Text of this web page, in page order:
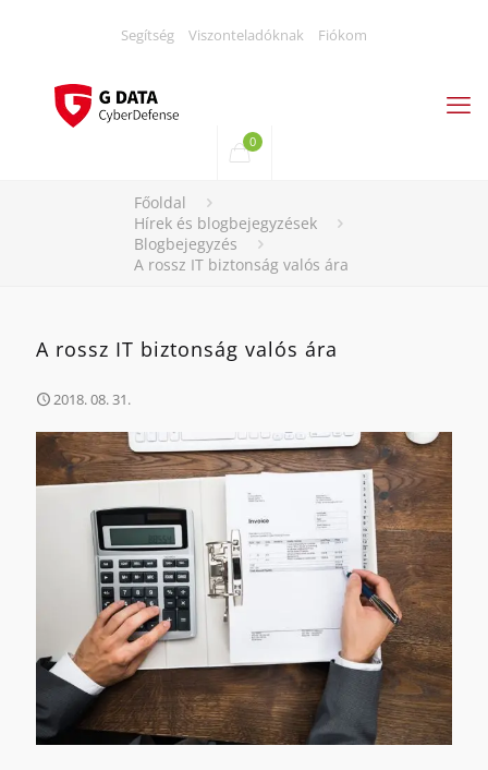
Segítség Viszonteladóknak Fiókom
0
Főoldal
Hírek és blogbejegyzések
Blogbejegyzés
A rossz IT biztonság valós ára
A rossz IT biztonság valós ára
2018. 08. 31.